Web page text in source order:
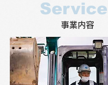
​事業内容